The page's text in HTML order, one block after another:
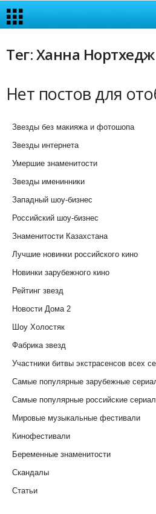
Тег: Ханна Нортхедж
Нет постов для
Звезды без макияжа и фотошопа
Звезды интернета
Умершие знаменитости
Звезды именинники
Западный шоу-бизнес
Российский шоу-бизнес
Знаменитости Казахстана
Лучшие новинки российского кино
Новинки зарубежного кино
Рейтинг звезд
Новости Дома 2
Шоу Холостяк
Фабрика звезд
Участники битвы экстрасенсов всех
Самые популярные зарубежные
Самые популярные российские
Мировые музыкальные фестивали
Кинофестивали
Беременные знаменитости
Скандалы
Статьи